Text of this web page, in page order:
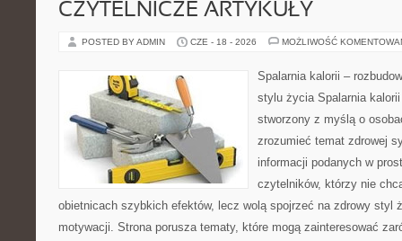
CZYTELNICZE ARTYKUŁY
POSTED BY ADMIN CZE - 18 - 2026 MOŻLIWOŚĆ
Spalarnia kalorii –
stylu życia Spalarnia
stworzony z myślą o
zrozumieć temat zdrowej
informacji podanych w
czytelników, którzy nie
obietnicach szybkich efektów, lecz wolą spojrzeć na zdrowy styl
motywacji. Strona porusza tematy, które mogą zainteresować